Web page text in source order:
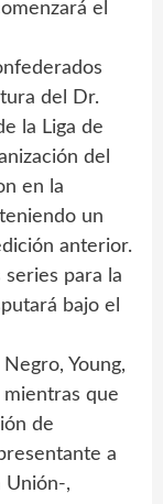
el
del Dr.
la Liga de
del
en la
un
anterior.
para la
bajo el
Young,
que
de
a
Unión-,